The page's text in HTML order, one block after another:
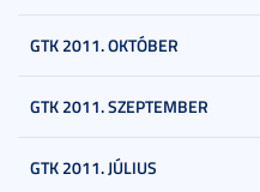
GTK 2011. OKTÓBER
GTK 2011. SZEPTEMBER
GTK 2011. JÚLIUS